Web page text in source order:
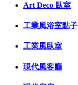
Art Deco 臥室
工業風浴室點子
工業風臥室
現代風客廳